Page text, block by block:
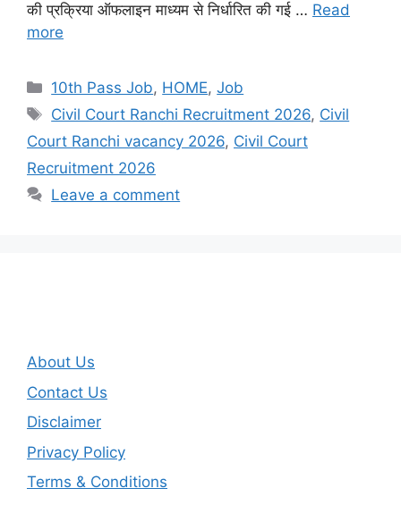
की प्रक्रिया ऑफलाइन माध्यम से निर्धारित की गई … Read
more
Categories
10th Pass Job, HOME,Job
Tags
Civil Court Ranchi Recruitment 2026, Civil
Court Ranchi vacancy 2026, Civil Court
Recruitment 2026
Leave a comment
About Us
Contact Us
Disclaimer
Privacy Policy
Terms & Conditions